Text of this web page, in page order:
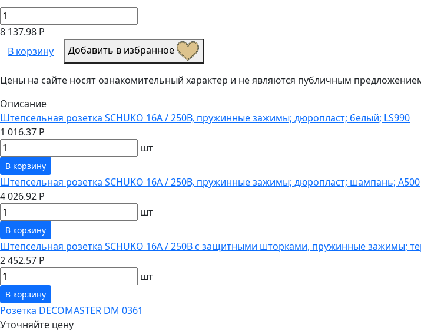
8 137.98 Р
В корзину
Добавить в избранное
Цены на сайте носят ознакомительный характер и не являются публичным
Описание
Штепсельная розетка SCHUKO 16А / 250В, пружинные зажимы; дюропласт; белый; LS990
1 016.37 Р
шт
В корзину
Штепсельная розетка SCHUKO 16А / 250В, пружинные зажимы; дюропласт; шампань; A500
4 026.92 Р
шт
В корзину
Штепсельная розетка SCHUKO 16А / 250В с защитными шторками, пружинные зажимы;
2 452.57 Р
шт
В корзину
Розетка DECOMASTER DM 0361
Уточняйте цену